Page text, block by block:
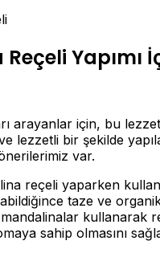
Yapımı
arayanlar için, bu
lezzetli bir şekilde
var.
reçeli yaparken
taze ve
kullanarak
sahip olmasını